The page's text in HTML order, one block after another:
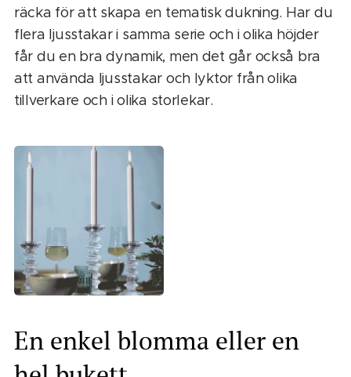
räcka för att skapa en tematisk dukning. Har du
flera ljusstakar i samma serie och i olika höjder
får du en bra dynamik, men det går också bra
att använda ljusstakar och lyktor från olika
tillverkare och i olika storlekar.
En enkel blomma eller en